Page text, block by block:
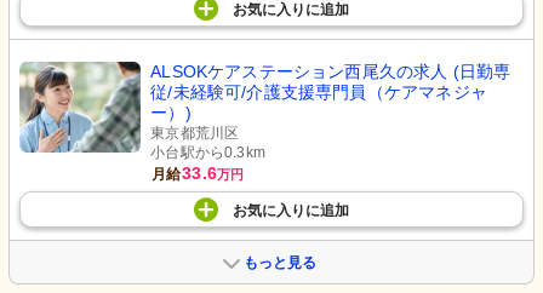
お気に入り に追加
ALSOKケアステーション西尾久の求人 (日勤専
従/未経験可/介護支援専門員（ケアマネジャ
ー）)
東京都荒川区
小台駅から0.3km
月給33.6万円
お気に入り に追加
もっと見る